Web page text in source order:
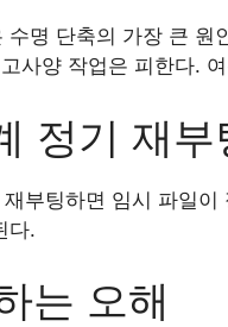
수명 단축의 가장 큰 원
사양 작업은 피한다.
정기 재부
재부팅하면 임시 파일
다.
는 오해